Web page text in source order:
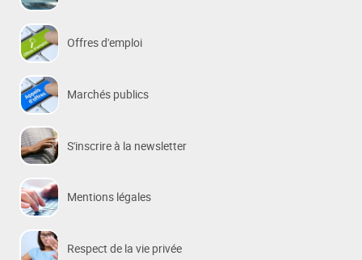
Offres d'emploi
Marchés publics
S'inscrire à la newsletter
Mentions légales
Respect de la vie privée